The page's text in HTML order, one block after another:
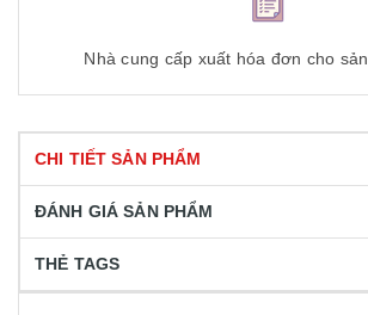
Nhà cung cấp xuất hóa đơn cho
CHI TIẾT SẢN PHẨM
ĐÁNH GIÁ SẢN PHẨM
THẺ TAGS